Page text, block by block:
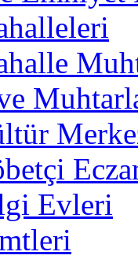
Evleri